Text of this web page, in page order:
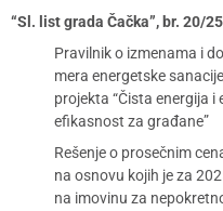
“Sl. list grada Čačka”, br. 20/
Pravilnik o izmenama i
mera energetske
projekta “Čista energija i
efikasnost za građane”
Rešenje o prosečnim
na osnovu kojih je za
na imovinu za